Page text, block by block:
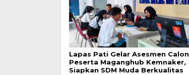
Lapas Pati Gelar Asesmen Calon
Peserta Maganghub Kemnaker,
Siapkan SDM Muda Berkualitas